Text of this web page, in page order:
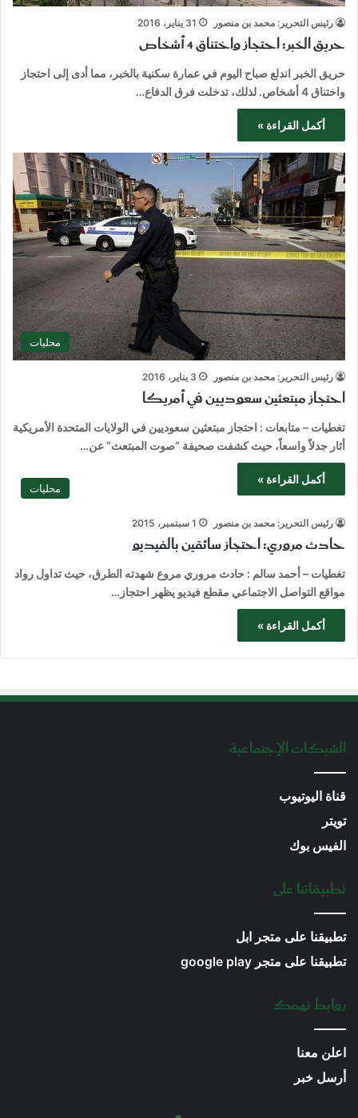
رئيس التحرير: محمد بن منصور 31 يناير، 2016
حريق الخبر: احتجاز واختناق 4 أشخاص
حريق الخبر اندلع صباح اليوم في عمارة سكنية بالخبر، مما أدى إلى احتجاز
واختناق 4 أشخاص. لذلك، تدخلت فرق الدفاع…
أكمل القراءة »
محليات
رئيس التحرير: محمد بن منصور 3 يناير، 2016
احتجاز مبتعثين سعوديين في أمريكا
تغطيات – متابعات : احتجاز مبتعثين سعوديين في الولايات المتحدة الأمريكية
أثار جدلاً واسعاً، حيث كشفت صحيفة “صوت المبتعث” عن…
أكمل القراءة »
محليات
رئيس التحرير: محمد بن منصور 1 سبتمبر، 2015
حادث مروري: احتجاز سائقين بالفيديو
تغطيات – أحمد سالم : حادث مروري مروع شهدته الطرق، حيث تداول رواد
مواقع التواصل الاجتماعي مقطع فيديو يظهر احتجاز…
أكمل القراءة »
الشبكات الإجتماعية
قناة اليوتيوب
تويتر
الفيس بوك
تطبيقاتنا على
تطبيقنا على متجر ابل
تطبيقنا على متجر google play
روابط تهمك
اعلن معنا
أرسل خبر